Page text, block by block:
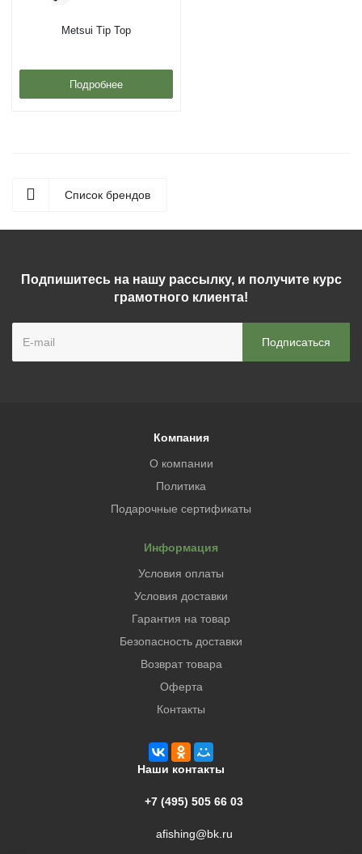
Metsui Tip Top
Подробнее
Список брендов
Подпишитесь на нашу рассылку, и получите курс
грамотного клиента!
Компания
О компании
Политика
Подарочные сертификаты
Информация
Условия оплаты
Условия доставки
Гарантия на товар
Безопасность доставки
Возврат товара
Оферта
Контакты
Наши контакты
+7 (495) 505 66 03
afishing@bk.ru